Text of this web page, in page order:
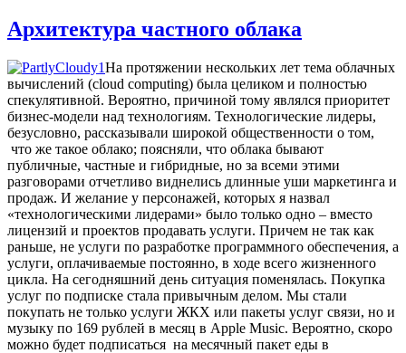
Архитектура частного облака
На протяжении нескольких лет тема облачных
вычислений (cloud computing) была целиком и полностью
спекулятивной. Вероятно, причиной тому являлся приоритет
бизнес-модели над технологиям. Технологические лидеры,
безусловно, рассказывали широкой общественности о том,
что же такое облако; поясняли, что облака бывают
публичные, частные и гибридные, но за всеми этими
разговорами отчетливо виднелись длинные уши маркетинга и
продаж. И желание у персонажей, которых я назвал
«технологическими лидерами» было только одно – вместо
лицензий и проектов продавать услуги. Причем не так как
раньше, не услуги по разработке программного обеспечения, а
услуги, оплачиваемые постоянно, в ходе всего жизненного
цикла. На сегодняшний день ситуация поменялась. Покупка
услуг по подписке стала привычным делом. Мы стали
покупать не только услуги ЖКХ или пакеты услуг связи, но и
музыку по 169 рублей в месяц в Apple Music. Вероятно, скоро
можно будет подписаться на месячный пакет еды в